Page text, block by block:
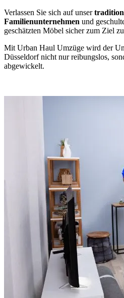
Verlassen Sie sich auf unser
Familienunternehmen und
geschätzten Möbel sicher zum Ziel
Mit Urban Haul Umzüge wird der
Düsseldorf nicht nur reibungslos,
abgewickelt.